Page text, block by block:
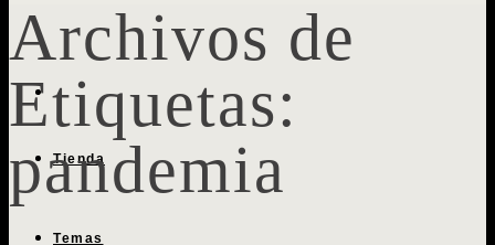
Tienda
Temas
Archivos de
Etiquetas:
pandemia